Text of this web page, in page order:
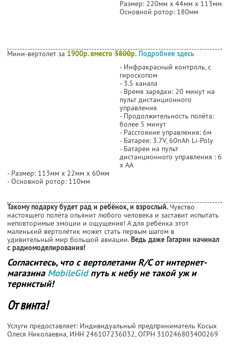
Размер: 220мм х 44мм х 113мм
Основной ротор: 180мм
Мини-вертолет за 1900р. вместо 3800р. Подробнее здесь
- Инфракрасный контроль, с
гироскопом
- 3.5 канала
- Время зарядки: 20 минут на
пульт дистанционного
управления
- Продолжительность полёта:
более 5 минут
- Расстояние управления: 6м
- Батарея: 3.7V, 60nAh Li-Poly
- Батареи на пульт
дистанционного управления : 6
х АА
- Размер: 113мм х 22мм х 60мм
- Основной ротор: 110мм
Такому подарку будет рад и ребёнок, и взрослый. Чувство
настоящего полёта опьянит любого человека и заставит испытать
неповторимые эмоции и ощущения! А для ребёнка этот
маленький вертолётик может стать первым шагом в
удивительный мир большой авиации.Ведь даже Гагарин начинал
с радиомоделирования!
Согласитесь, что с вертолетами R/С от интернет-
магазина MobileGid путь к небу не такой уж и
тернистый!
От винта!
Услуги предоставляет: Индивидуальный предприниматель Косых
Олеся Николаевна, ИНН 246107236032, ОГРН 310246803400269